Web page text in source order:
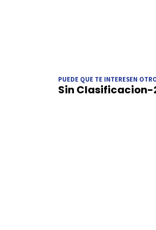
PUEDE QUE TE INTERESEN
Sin Clasificacion-